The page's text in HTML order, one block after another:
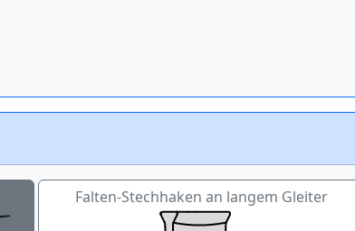
Falten-Stechhaken an langem Gleiter